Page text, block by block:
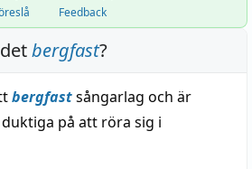
Feedback
bergfast?
bergfastsångarlag och är
på att röra sig i